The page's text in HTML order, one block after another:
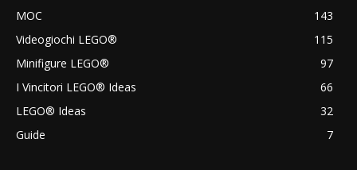
MOC
143
Videogiochi LEGO®
115
Minifigure LEGO®
97
I Vincitori LEGO® Ideas
66
LEGO® Ideas
32
Guide
7